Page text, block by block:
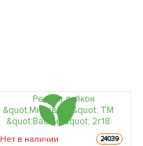
Нет в наличии 24039